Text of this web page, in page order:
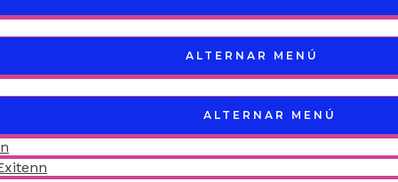
ALTERNAR MENÚ
ALTERNAR MENÚ